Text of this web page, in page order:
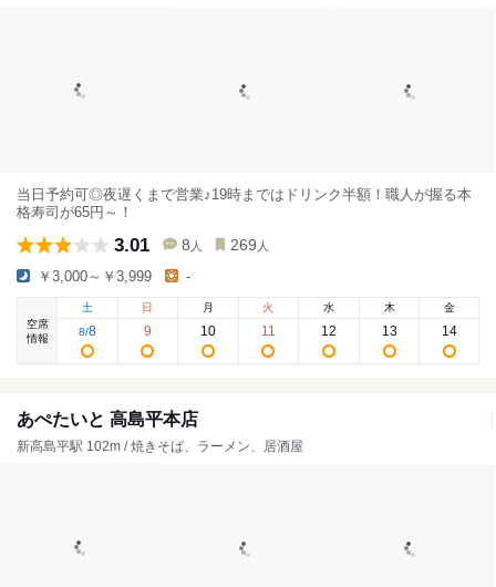
当日予約可◎夜遅くまで営業♪19時まではドリンク半額！職人が握る本
格寿司が65円～！
3.01 8 人 269 人
￥3,000～￥3,999 -
空席
情報
土
8/8
日
9
月
10
火
11
水
12
木
13
金
14
あぺたいと 高島平本店
新高島平駅 102m / 焼きそば、ラーメン、居酒屋